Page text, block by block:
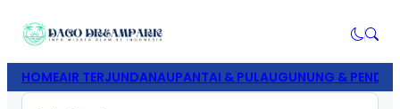
HOMEAIR TERJUNDANAUPANTAI & PULAUGUNUNG &